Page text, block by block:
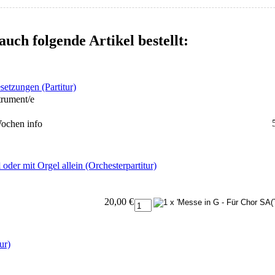
folgende Artikel bestellt:
(Partitur)
e
info
mit Orgel allein (Orchesterpartitur)
20,00 €